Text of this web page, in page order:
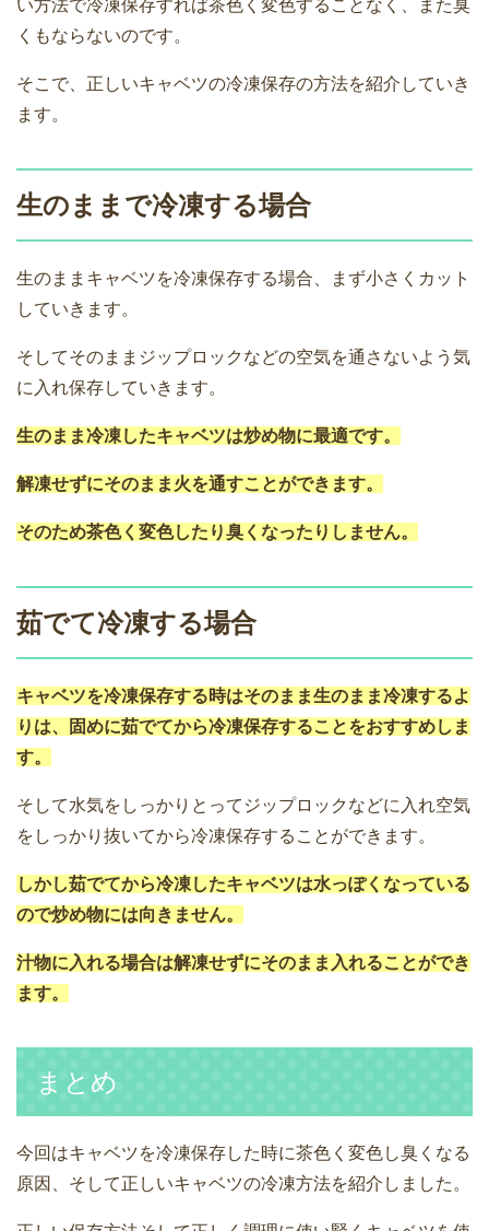
い方法で冷凍保存すれば茶色く変色することなく、また臭
くもならないのです。
そこで、正しいキャベツの冷凍保存の方法を紹介していき
ます。
生のままで冷凍する場合
生のままキャベツを冷凍保存する場合、まず小さくカット
していきます。
そしてそのままジップロックなどの空気を通さないよう気
に入れ保存していきます。
生のまま冷凍したキャベツは炒め物に最適です。
解凍せずにそのまま火を通すことができます。
そのため茶色く変色したり臭くなったりしません。
茹でて冷凍する場合
キャベツを冷凍保存する時はそのまま生のまま冷凍するよ
りは、固めに茹でてから冷凍保存することをおすすめしま
す。
そして水気をしっかりとってジップロックなどに入れ空気
をしっかり抜いてから冷凍保存することができます。
しかし茹でてから冷凍したキャベツは水っぽくなっている
ので炒め物には向きません。
汁物に入れる場合は解凍せずにそのまま入れることができ
ます。
まとめ
今回はキャベツを冷凍保存した時に茶色く変色し臭くなる
原因、そして正しいキャベツの冷凍方法を紹介しました。